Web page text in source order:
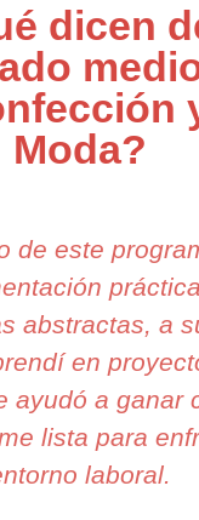
dicen
Moda?
de este
abstractas, a
en
ayudó a ganar
lista para
laboral.